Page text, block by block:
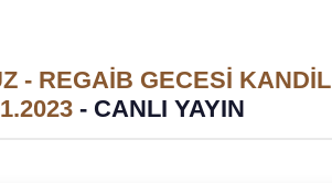
- REGAİB GECESİ KANDİL
- CANLI YAYIN